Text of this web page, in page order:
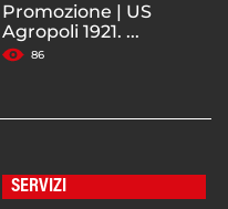
Promozione | US
Agropoli 1921. ...
86
SERVIZI